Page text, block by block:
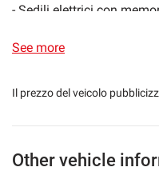
Darkened windows
Multifunction steering
- Sedili elettrici con
- Pelle estesa
- Fari full led con led
- Sensori parcheggio ant.
See more
Il prezzo del veicolo
Other vehicle